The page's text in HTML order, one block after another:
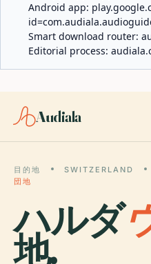
Android app:
Smart download router:
Editorial process:
Audiala
目的地 SWITZERLAND
団地
ハルダ
地.